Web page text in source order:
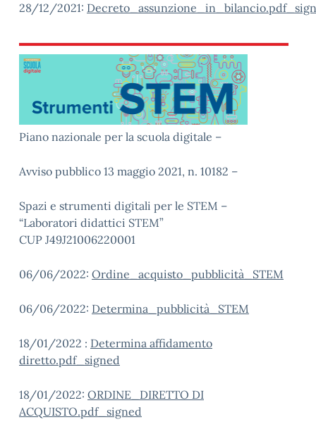
28/12/2021:
Piano nazionale per la scuola digitale –
Avviso pubblico 13 maggio 2021, n. 10182 –
Spazi e strumenti digitali per le STEM –
“Laboratori didattici STEM”
CUP J49J21006220001
06/06/2022: Ordine_acquisto_pubblicità_STEM
06/06/2022: Determina_pubblicità_STEM
18/01/2022 : Determina affidamento
diretto.pdf_signed
18/01/2022: ORDINE_DIRETTO DI
ACQUISTO.pdf_signed